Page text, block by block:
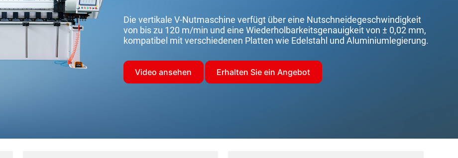
Die vertikale V-Nutmaschine verfügt über eine Nutschneidegeschwindigkeit
von bis zu 120 m/min und eine Wiederholbarkeitsgenauigkeit von ± 0,02 mm,
kompatibel mit verschiedenen Platten wie Edelstahl und Aluminiumlegierung.
Video ansehen Erhalten Sie ein Angebot